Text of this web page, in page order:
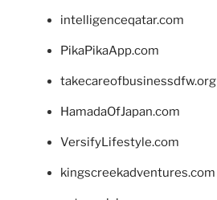
intelligenceqatar.com
PikaPikaApp.com
takecareofbusinessdfw.org
HamadaOfJapan.com
VersifyLifestyle.com
kingscreekadventures.com